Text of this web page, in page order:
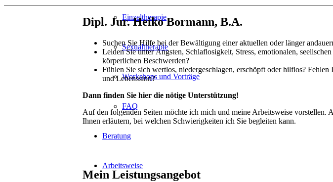
Einzeltherapie
Sexualtherapie
Workshops und Vorträge
FAQ
Beratung
Arbeitsweise
Dipl. Jur. Heiko Bormann, B.A.
Suchen Sie Hilfe bei der Bewältigung einer aktuellen oder länger
Leiden Sie unter Ängsten, Schlaflosigkeit, Stress, emotionalen,
körperlichen Beschwerden?
Fühlen Sie sich wertlos, niedergeschlagen, erschöpft oder hilflos? Fehlen
und Lebenssinn?
Dann finden Sie hier die nötige Unterstützung!
Auf den folgenden Seiten möchte ich mich und meine Arbeitsweise vorstellen.
Ihnen erläutern, bei welchen Schwierigkeiten ich Sie begleiten kann.
Mein Leistungsangebot